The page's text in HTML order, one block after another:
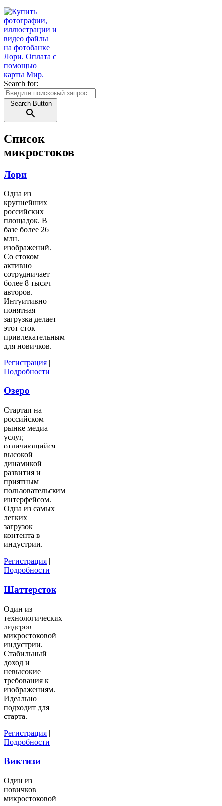
Search for:
Search Button
Список
микростоков
Лори
Одна из
крупнейших
российских
площадок. В
базе более 26
млн.
изображений.
Со стоком
активно
сотрудничает
более 8 тысяч
авторов.
Интуитивно
понятная
загрузка делает
этот сток
привлекательным
для новичков.
Регистрация |
Подробности
Озеро
Стартап на
российском
рынке медиа
услуг,
отличающийся
высокой
динамикой
развития и
приятным
пользовательским
интерфейсом.
Одна из самых
легких
загрузок
контента в
индустрии.
Регистрация |
Подробности
Шаттерсток
Один из
технологических
лидеров
микростоковой
индустрии.
Стабильный
доход и
невысокие
требования к
изображениям.
Идеально
подходит для
старта.
Регистрация |
Подробности
Виктизи
Один из
новичков
микростоковой